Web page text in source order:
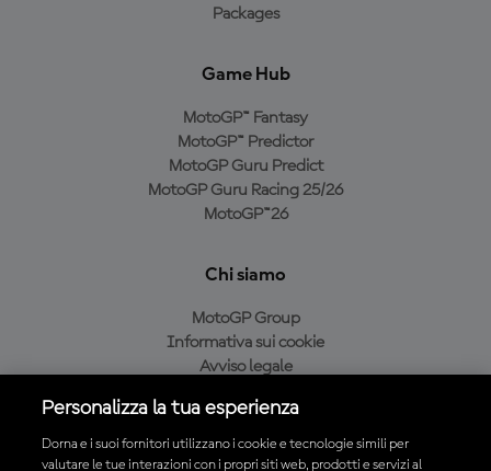
Packages
Game Hub
MotoGP™ Fantasy
MotoGP™ Predictor
MotoGP Guru Predict
MotoGP Guru Racing 25/26
MotoGP™26
Chi siamo
MotoGP Group
Informativa sui cookie
Avviso legale
Condizioni di acquisto
Personalizza la tua esperienza
Dorna e i suoi fornitori utilizzano i cookie e tecnologie simili per
valutare le tue interazioni con i propri siti web, prodotti e servizi al